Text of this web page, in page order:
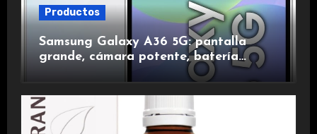
Productos
Samsung Galaxy A36 5G: pantalla
grande, cámara potente, batería
duradera y carga rápida para una
experiencia premium.